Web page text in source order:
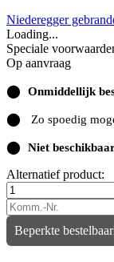
Niederegger
Loading...
Speciale
Op aanvraag
⬤ Onmiddellijk
⬤ Zo spoedig
⬤ Niet
Alternatief product:
Beperkte